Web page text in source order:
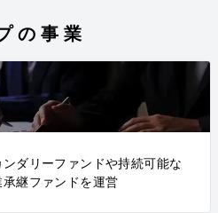
の事業
ダリーファンドや持続可能な
継ファンドを運営